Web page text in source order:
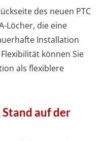
des neuen PTC
Löcher, die eine
Installation
können Sie
als flexiblere
Stand auf der